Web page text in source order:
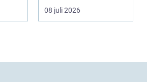
08 juli 2026